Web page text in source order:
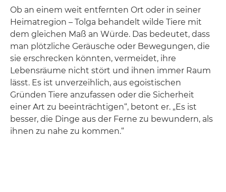
Ob an einem weit entfernten Ort oder in seiner
Heimatregion – Tolga behandelt wilde Tiere mit
dem gleichen Maß an Würde. Das bedeutet, dass
man plötzliche Geräusche oder Bewegungen, die
sie erschrecken könnten, vermeidet, ihre
Lebensräume nicht stört und ihnen immer Raum
lässt. Es ist unverzeihlich, aus egoistischen
Gründen Tiere anzufassen oder die Sicherheit
einer Art zu beeinträchtigen“, betont er. „Es ist
besser, die Dinge aus der Ferne zu bewundern, als
ihnen zu nahe zu kommen.“